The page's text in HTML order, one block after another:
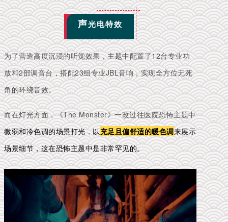
声光电特效
为了营造高度沉浸的听觉效果，主题中配置了12台专业功
放和2部调音台，搭配23组专业JBL音响，实现全方位无死
角的环绕音效。
而在灯光方面，《The Monster》一改过往医院恐怖主题中
微弱和冷色调的场景打光，以充足且偏舒适的暖色调来展示
场景细节，这在恐怖主题中是非常罕见的。